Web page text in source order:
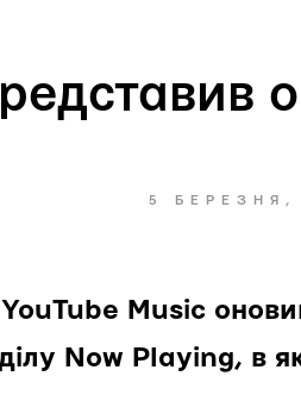
5 БЕРЕЗНЯ,
YouTube Music
Now Playing, в